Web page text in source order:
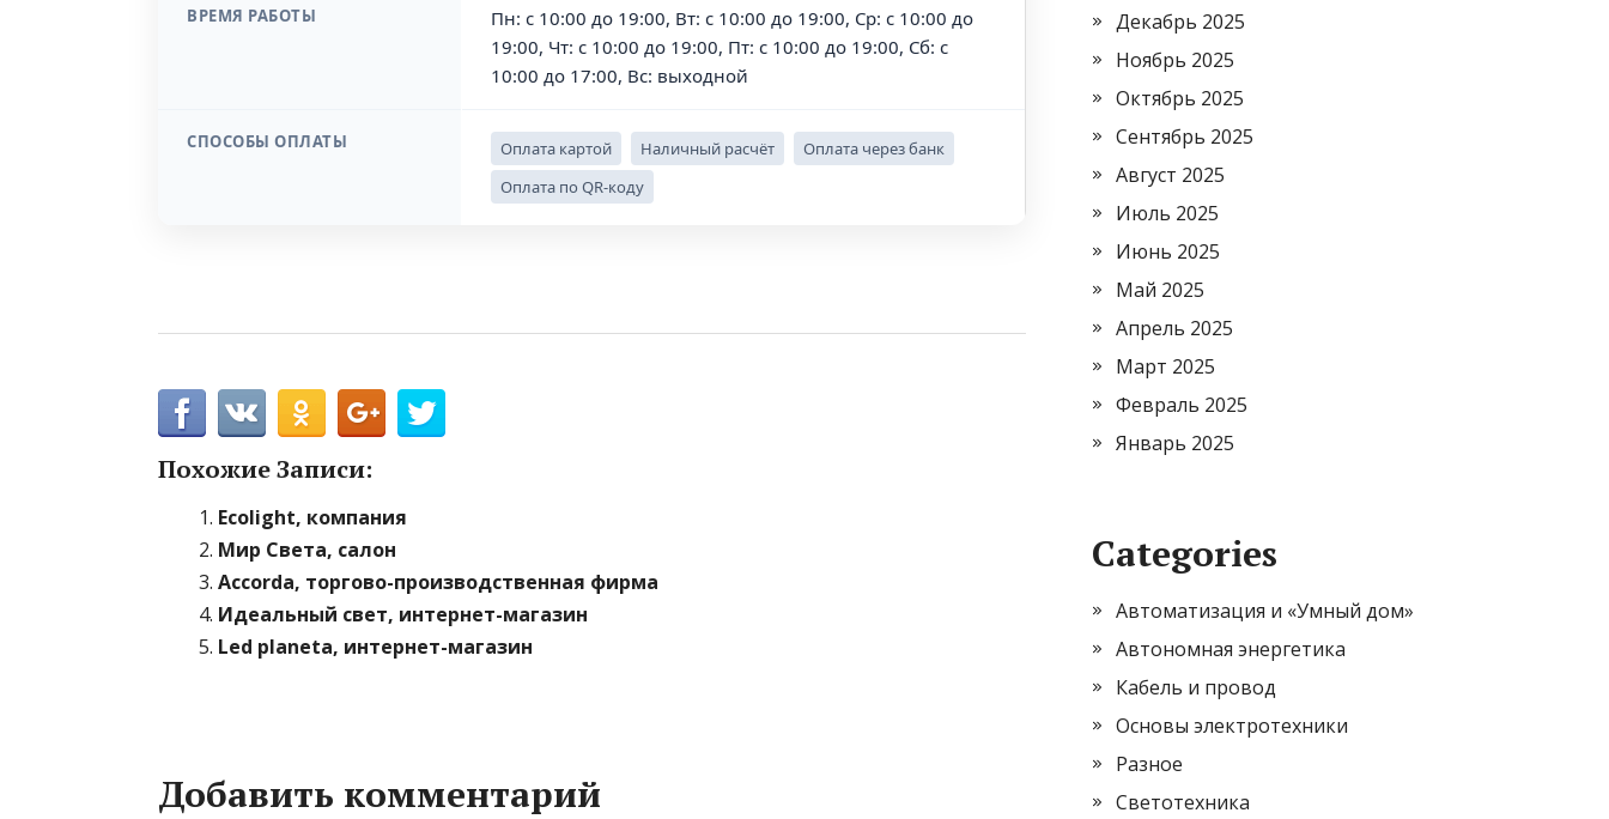
ВРЕМЯ РАБОТЫ
Пн: с 10:00 до 19:00, Вт: с 10:00 до 19:00, Ср: с 10:00 до
19:00, Чт: с 10:00 до 19:00, Пт: с 10:00 до 19:00, Сб: с
10:00 до 17:00, Вс: выходной
СПОСОБЫ ОПЛАТЫ Оплата картой Наличный расчёт
Оплата через банк
Оплата по QR-коду
Похожие Записи:
Ecolight, компания
Мир Света, салон
Accorda, торгово-производственная фирма
Идеальный свет, интернет-магазин
Led planeta, интернет-магазин
Добавить комментарий
Декабрь 2025
Ноябрь 2025
Октябрь 2025
Сентябрь 2025
Август 2025
Июль 2025
Июнь 2025
Май 2025
Апрель 2025
Март 2025
Февраль 2025
Январь 2025
Categories
Автоматизация и «Умный дом»
Автономная энергетика
Кабель и провод
Основы электротехники
Разное
Светотехника